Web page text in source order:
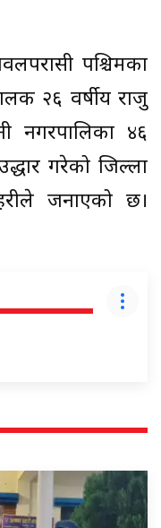
पश्चिमका
२६ वर्षीय राजु
नगरपालिका ४६
गरेको जिल्ला
जनाएको छ।